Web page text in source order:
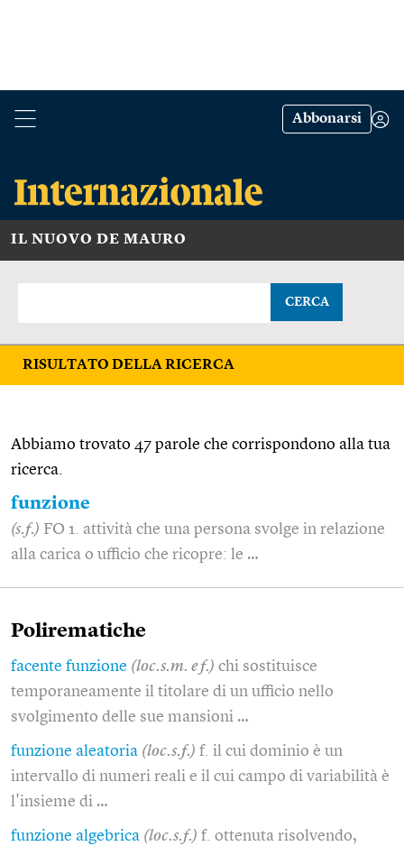
Abbonarsi
IL NUOVO DE MAURO
CERCA
RISULTATO DELLA RICERCA
Abbiamo trovato 47 parole che corrispondono alla tua
ricerca.
funzione
(s.f.) FO 1. attività che una persona svolge in relazione
alla carica o ufficio che ricopre: le …
Polirematiche
facente funzione (loc.s.m. e f.) chi sostituisce
temporaneamente il titolare di un ufficio nello
svolgimento delle sue mansioni …
funzione aleatoria (loc.s.f.) f. il cui dominio è un
intervallo di numeri reali e il cui campo di variabilità è
l'insieme di …
funzione algebrica (loc.s.f.) f. ottenuta risolvendo,